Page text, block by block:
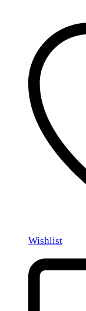
Wishlist